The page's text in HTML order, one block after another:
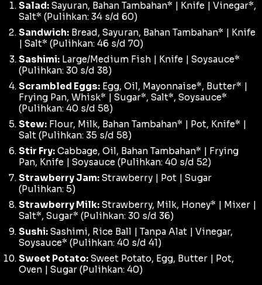
Salad: Sayuran, Bahan Tambahan* | Knife | Vinegar*,
Salt* (Pulihkan: 34 s/d 60)
Sandwich: Bread, Sayuran, Bahan Tambahan* | Knife
| Salt* (Pulihkan: 46 s/d 70)
Sashimi: Large/Medium Fish | Knife | Soysauce*
(Pulihkan: 30 s/d 38)
Scrambled Eggs: Egg, Oil, Mayonnaise*, Butter* |
Frying Pan, Whisk* | Sugar*, Salt*, Soysauce*
(Pulihkan: 40 s/d 58)
Stew: Flour, Milk, Bahan Tambahan* | Pot, Knife* |
Salt (Pulihkan: 35 s/d 58)
Stir Fry: Cabbage, Oil, Bahan Tambahan* | Frying
Pan, Knife | Soysauce (Pulihkan: 40 s/d 52)
Strawberry Jam: Strawberry | Pot | Sugar
(Pulihkan: 5)
Strawberry Milk: Strawberry, Milk, Honey* | Mixer |
Salt*, Sugar* (Pulihkan: 30 s/d 36)
Sushi: Sashimi, Rice Ball | Tanpa Alat | Vinegar,
Soysauce* (Pulihkan: 40 s/d 41)
Sweet Potato: Sweet Potato, Egg, Butter | Pot,
Oven | Sugar (Pulihkan: 40)